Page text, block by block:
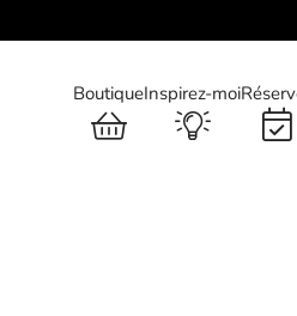
BoutiqueInspirez-moi